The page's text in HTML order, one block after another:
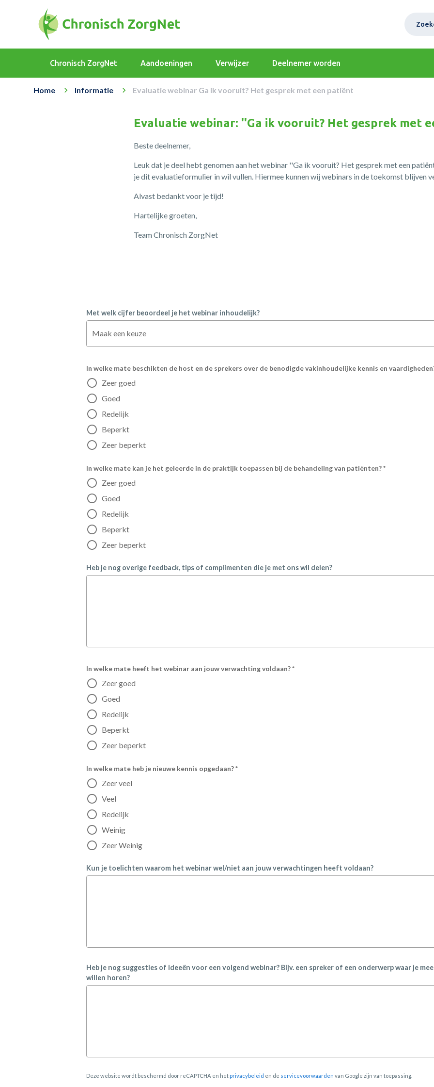
Chronisch ZorgNet Aandoeningen Verwijzer Deelnemer worden
Home Informatie Evaluatie webinar Ga ik vooruit? Het gesprek met een patiënt
Evaluatie webinar: ''Ga ik vooruit? Het gesprek met
Beste deelnemer,
Leuk dat je deel hebt genomen aan het webinar ''Ga ik vooruit? Het gesprek met een
je dit evaluatieformulier in wil vullen. Hiermee kunnen wij webinars in de toekomst blijven
Alvast bedankt voor je tijd!
Hartelijke groeten,
Team Chronisch ZorgNet
Met welk cijfer beoordeel je het webinar inhoudelijk?
Maak een keuze
In welke mate beschikten de host en de sprekers over de benodigde vakinhoudelijke kennis en
Zeer goed
Goed
Redelijk
Beperkt
Zeer beperkt
In welke mate kan je het geleerde in de praktijk toepassen bij de behandeling van patiënten? *
Zeer goed
Goed
Redelijk
Beperkt
Zeer beperkt
Heb je nog overige feedback, tips of complimenten die je met ons wil delen?
In welke mate heeft het webinar aan jouw verwachting voldaan? *
Zeer goed
Goed
Redelijk
Beperkt
Zeer beperkt
In welke mate heb je nieuwe kennis opgedaan? *
Zeer veel
Veel
Redelijk
Weinig
Zeer Weinig
Kun je toelichten waarom het webinar wel/niet aan jouw verwachtingen heeft voldaan?
Heb je nog suggesties of ideeën voor een volgend webinar? Bijv. een spreker of een onderwerp waar je
willen horen?
Deze website wordt beschermd door reCAPTCHA en hetprivacybeleid en de servicevoorwaarden van Google zijn van toepassing.